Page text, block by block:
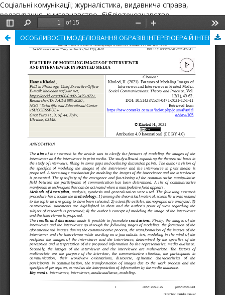
Соціальні комунікації; журналістика, видавнича справа,
редагування, книгознавство, бібліотекознавство,
архівознавство
ОСОБЛИВОСТІ МОДЕЛЮВАННЯ ОБРАЗІВ ІНТЕРВ’ЮЕРА Й ІНТЕРВ’ЮЙОВАНОГО В ДРУКОВАНИХ ЗМІ